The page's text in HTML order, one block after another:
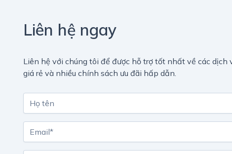
Liên hệ ngay
Liên hệ với chúng tôi để được hỗ trợ tốt nhất về các dịch
giá rẻ và nhiều chính sách ưu đãi hấp dẫn.